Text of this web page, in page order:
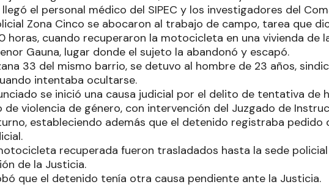
el personal médico del SIPEC y los investigadores del
Zona Cinco se abocaron al trabajo de campo, tarea que
horas, cuando recuperaron la motocicleta en una vivienda de
Gauna, lugar donde el sujeto la abandonó y escapó.
33 del mismo barrio, se detuvo al hombre de 23 años,
intentaba ocultarse.
se inició una causa judicial por el delito de tentativa de
violencia de género, con intervención del Juzgado de
estableciendo además que el detenido registraba pedido
recuperada fueron trasladados hasta la sede
de la Justicia.
que el detenido tenía otra causa pendiente ante la Justicia.